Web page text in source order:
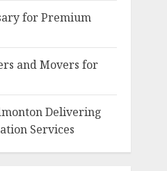
for Premium
and Movers for
Delivering
Services